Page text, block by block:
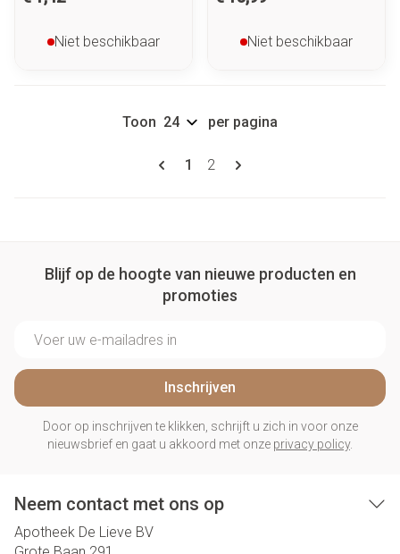
Niet beschikbaar Niet beschikbaar
Pagina's
U lees momenteel pagina
1 Pagina
2
Toon per pagina
Blijf op de hoogte van nieuwe producten en
promoties
Inschrijven
Door op inschrijven te klikken, schrijft u zich in voor onze
nieuwsbrief en gaat u akkoord met onze privacy policy.
Neem contact met ons op
Apotheek De Lieve BV